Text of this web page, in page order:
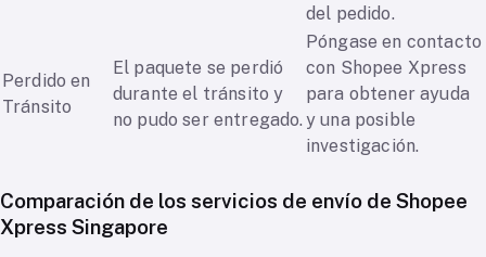
del pedido.
Perdido en
Tránsito
El paquete se perdió
durante el tránsito y
no pudo ser entregado.
Póngase en contacto
con Shopee Xpress
para obtener ayuda
y una posible
investigación.
Comparación de los servicios de envío de Shopee
Xpress Singapore